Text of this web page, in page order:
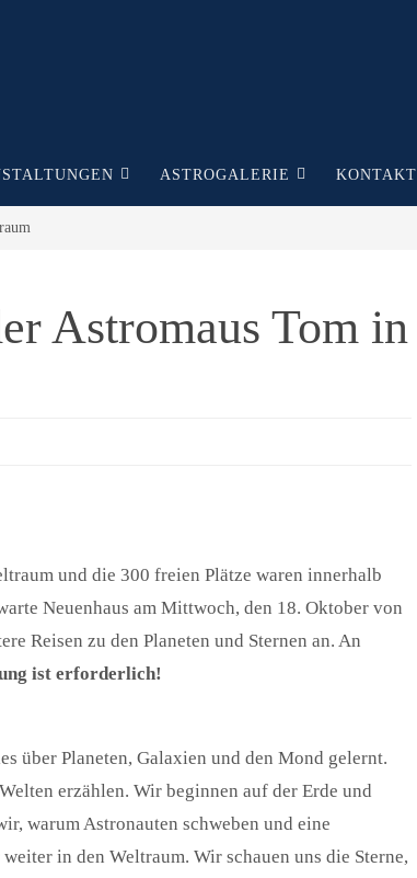
ASTROGALERIE KONTAKT
Astromaus Tom in
und die 300 freien Plätze waren innerhalb
Neuenhaus am Mittwoch, den 18. Oktober von
Reisen zu den Planeten und Sternen an. An
ist erforderlich!
über Planeten, Galaxien und den Mond gelernt.
erzählen. Wir beginnen auf der Erde und
warum Astronauten schweben und eine
in den Weltraum. Wir schauen uns die Sterne,